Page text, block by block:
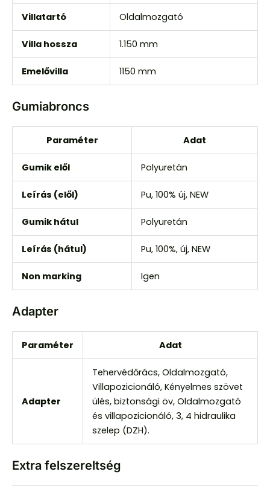
Villatartó Oldalmozgató
Villa hossza 1.150 mm
Emelővilla 1150 mm
Gumiabroncs
Paraméter Adat
Gumik elől Polyuretán
Leírás (elől) Pu, 100% új, NEW
Gumik hátul Polyuretán
Leírás (hátul) Pu, 100%, új, NEW
Non marking Igen
Adapter
Paraméter Adat
Adapter
Tehervédőrács, Oldalmozgató,
Villapozicionáló, Kényelmes szövet
ülés, biztonsági öv, Oldalmozgató
és villapozicionáló, 3, 4 hidraulika
szelep (DZH).
Extra felszereltség